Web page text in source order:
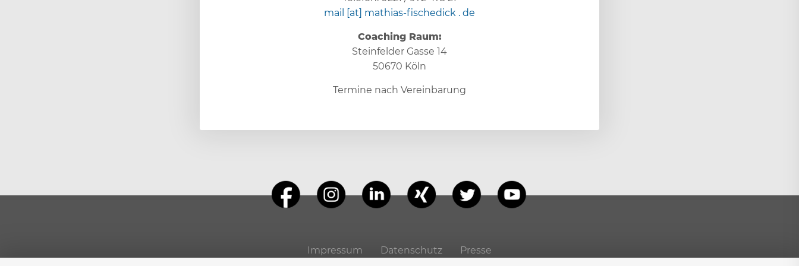
mail [at] mathias-fischedick . de
Coaching Raum:
Steinfelder Gasse 14
50670 Köln
Termine nach Vereinbarung
Impressum Datenschutz Presse